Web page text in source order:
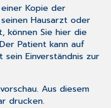
Kopie der
Hausarzt oder
können Sie hier die
Patient kann auf
Einverständnis zur
Aus diesem
drucken.